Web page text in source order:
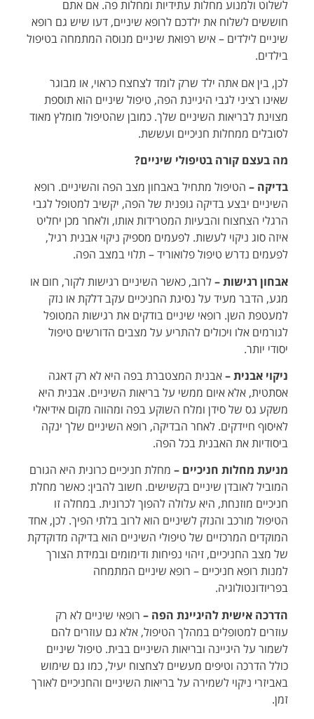
לשלוט ולמנוע מחלות עתידיות ומחלות פה. אם אתם
חוששים לשלוח את ילדכם לרופא שיניים, דעו שיש גם רופא
שיניים לילדים – איש רפואת שיניים מנוסה המתמחה בטיפול
בילדים.
לכן, בין אם אתה ילד שרק לומד לצחצח כראוי, או מבוגר
שאינו רציני לגבי היגיינת הפה, טיפול שיניים הוא תוספת
מצוינת לבריאות השיניים שלך. כמובן שהטיפול מומלץ מאוד
לסובלים ממחלות חניכיים ועששת.
מה בעצם קורה בטיפולי שיניים?
בדיקה –הטיפול מתחיל באבחון מצב הפה והשיניים. רופא
השיניים יבצע בדיקה גופנית של הפה, יקשיב למטופל לגבי
הרגלי הצחצוח והבעיות המטרידות אותו, ולאחר מכן יחליט
איזה סוג ניקוי לעשות. לפעמים מספיק ניקוי אבנית רגיל,
לפעמים נדרש טיפול פלואוריד – תלוי במצב הפה.
אבחון רגישות –לרוב, כאשר השיניים רגישות לקור, חום או
מגע, הדבר מעיד על נסיגת החניכיים עקב דלקת או נזק
למעטפת השן. רופאי שיניים בודקים את רגישות המטופל
לגורמים אלו ויכולים להתריע על מצבים הדורשים טיפול
יסודי יותר.
ניקוי אבנית –אבנית המצטברת בפה היא לא רק דאגה
אסתטית, אלא איום ממשי על בריאות השיניים. אבנית היא
משקע גס של סידן ומלח השוקע בפה ומהווה מקום אידיאלי
לאיסוף חיידקים. לאחר הבדיקה, רופא השיניים שלך ינקה
ביסודיות את האבנית בכל הפה.
מניעת מחלות חניכיים –מחלת חניכיים כרונית היא הגורם
המוביל לאובדן שיניים בקשישים. חשוב להבין: כאשר מחלת
חניכיים מוזנחת, היא עלולה להפוך לכרונית. במחלה זו
הטיפול מורכב והנזק לשיניים הוא לרוב בלתי הפיך. לכן, אחד
המוקדים המרכזיים של טיפולי השיניים הוא בדיקה מדוקדקת
של מצב החניכיים, זיהוי נפיחות ודימומים ובמידת הצורך
למנות רופא חניכיים – רופא שיניים המתמחה
בפריודונטולוגיה.
הדרכה אישית להיגיינת הפה – רופאי שיניים לא רק
עוזרים למטופלים במהלך הטיפול, אלא גם עוזרים להם
לשמור על היגיינה ובריאות השיניים בבית. טיפול שיניים
כולל הדרכה וטיפים מעשיים לצחצוח יעיל, כמו גם שימוש
באביזרי ניקוי לשמירה על בריאות השיניים והחניכיים לאורך
זמן.